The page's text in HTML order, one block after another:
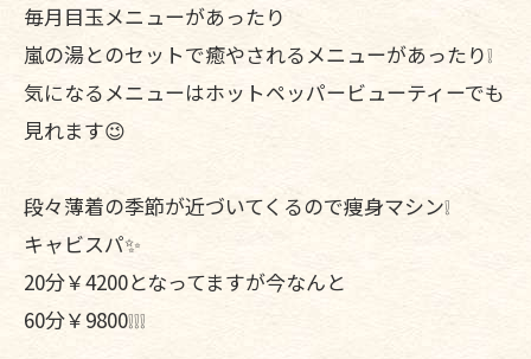
毎月目玉メニューがあったり
嵐の湯とのセットで癒やされるメニューがあったり❕
気になるメニューはホットペッパービューティーでも
見れます😉
段々薄着の季節が近づいてくるので痩身マシン❕
キャビスパ✨
20分￥4200となってますが今なんと
60分￥9800❕❕❕